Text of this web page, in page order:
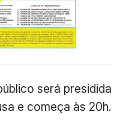
será presidida
e começa às 20h.